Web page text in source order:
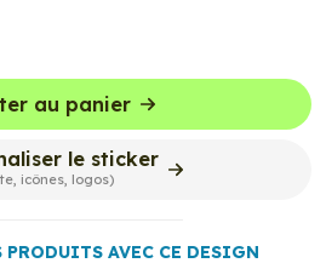
au panier
le sticker
icônes, logos)
PRODUITS AVEC CE DESIGN